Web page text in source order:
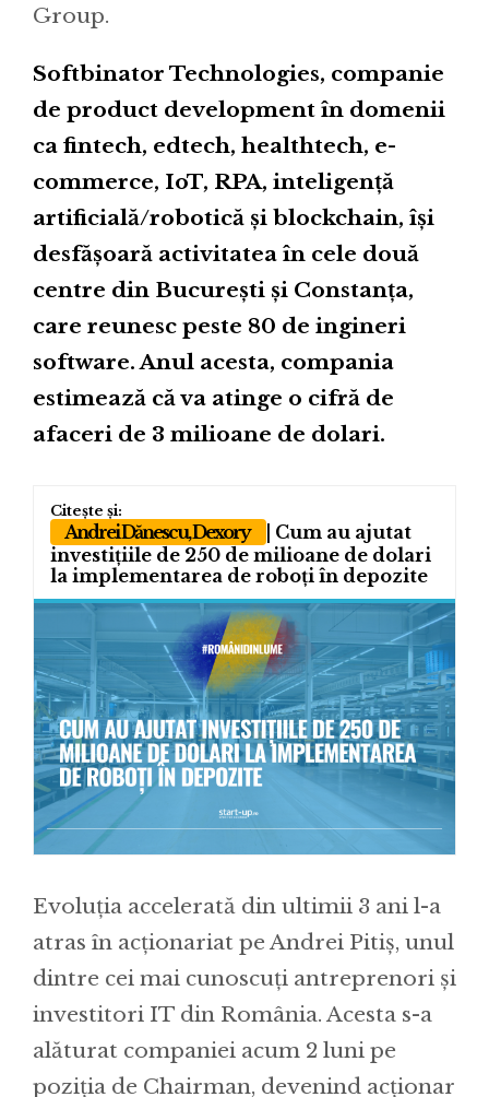
Group.
Softbinator Technologies, companie
de product development în domenii
ca fintech, edtech, healthtech, e-
commerce, IoT, RPA, inteligență
artificială/robotică și blockchain, își
desfășoară activitatea în cele două
centre din București și Constanța,
care reunesc peste 80 de ingineri
software. Anul acesta, compania
estimează că va atinge o cifră de
afaceri de 3 milioane de dolari.
Andrei Dănescu, Dexory
| Cum au ajutat
investițiile de 250 de milioane de dolari
la implementarea de roboți în depozite
Evoluția accelerată din ultimii 3 ani l-a
atras în acționariat pe Andrei Pitiș, unul
dintre cei mai cunoscuți antreprenori și
investitori IT din România. Acesta s-a
alăturat companiei acum 2 luni pe
poziția de Chairman, devenind acționar